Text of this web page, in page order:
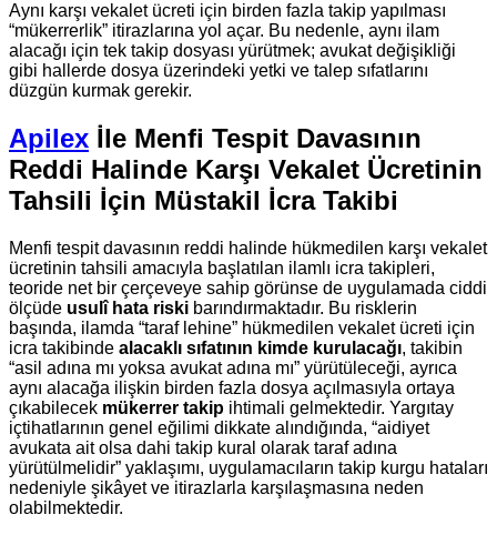
Aynı karşı vekalet ücreti için birden fazla takip yapılması
“mükerrerlik” itirazlarına yol açar. Bu nedenle, aynı ilam
alacağı için tek takip dosyası yürütmek; avukat değişikliği
gibi hallerde dosya üzerindeki yetki ve talep sıfatlarını
düzgün kurmak gerekir.
Apilex İle Menfi Tespit Davasının
Reddi Halinde Karşı Vekalet Ücretinin
Tahsili İçin Müstakil İcra Takibi
Menfi tespit davasının reddi halinde hükmedilen karşı vekalet
ücretinin tahsili amacıyla başlatılan ilamlı icra takipleri,
teoride net bir çerçeveye sahip görünse de uygulamada ciddi
ölçüde usulî hata riski barındırmaktadır. Bu risklerin
başında, ilamda “taraf lehine” hükmedilen vekalet ücreti için
icra takibinde alacaklı sıfatının kimde kurulacağı, takibin
“asil adına mı yoksa avukat adına mı” yürütüleceği, ayrıca
aynı alacağa ilişkin birden fazla dosya açılmasıyla ortaya
çıkabilecek mükerrer takip ihtimali gelmektedir. Yargıtay
içtihatlarının genel eğilimi dikkate alındığında, “aidiyet
avukata ait olsa dahi takip kural olarak taraf adına
yürütülmelidir” yaklaşımı, uygulamacıların takip kurgu hataları
nedeniyle şikâyet ve itirazlarla karşılaşmasına neden
olabilmektedir.